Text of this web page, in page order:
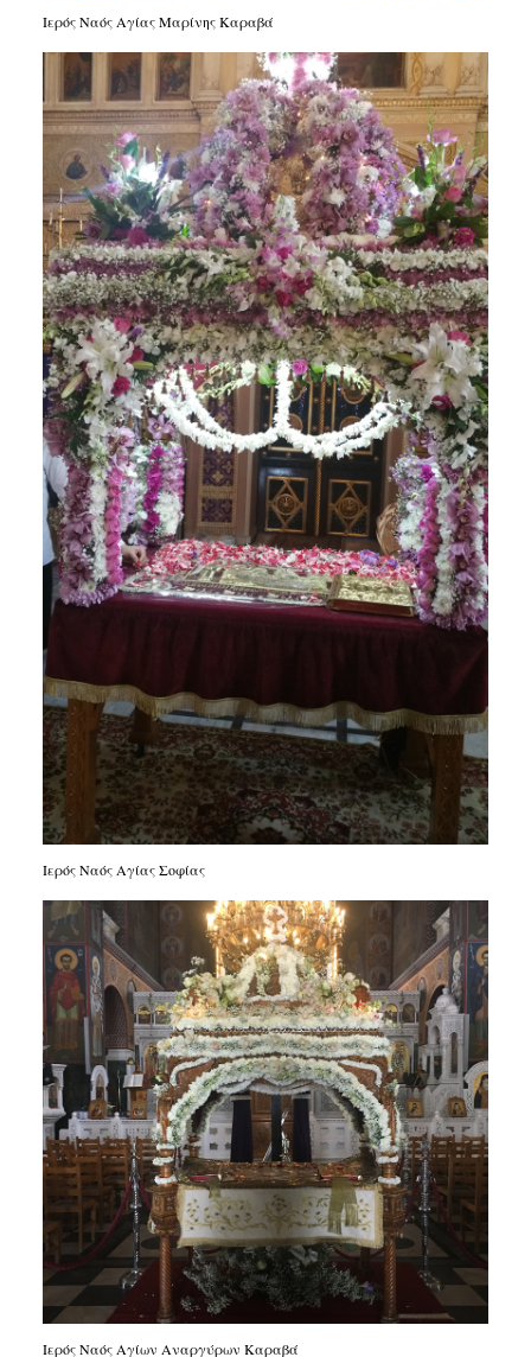
Ιερός Ναός Αγίας Μαρίνης Καραβά
Ιερός Ναός Αγίας Σοφίας
Ιερός Ναός Αγίων Αναργύρων Καραβά